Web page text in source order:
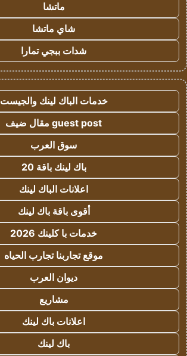
ماتشا
شاي ماتشا
شدات ببجي تمارا
خدمات الباك لينك والجيست
guest post مقال ضيف
سوق العرب
باك لينك باقة 20
اعلانات الباك لينك
أقوى باقة باك لينك
خدمات با كلينك 2026
موقع تجاربنا تجارب الحياه
ديوان العرب
مشاريع
اعلانات باك لينك
باك لينك